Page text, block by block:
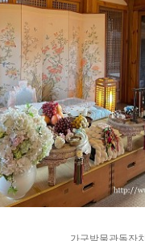
가구박물관돌잔치